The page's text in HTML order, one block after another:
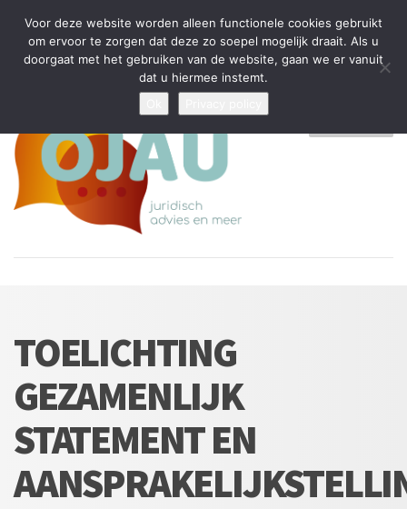
Tijdelijke stop: wegens drukte kan ik beperkt nieuwe zaken aannemen
en vragen beantwoorden
Algemene Voorwaarden
Disclaimer Privacybeleid
TOELICHTING
GEZAMENLIJK
STATEMENT EN
Voor deze website worden alleen functionele cookies gebruikt
om ervoor te zorgen dat deze zo soepel mogelijk draait. Als u
doorgaat met het gebruiken van de website, gaan we er vanuit
dat u hiermee instemt.